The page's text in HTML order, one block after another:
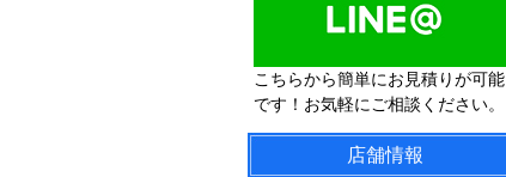
こちらから簡単にお見積りが可能
です！お気軽にご相談ください。
店舗情報